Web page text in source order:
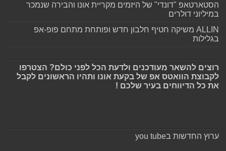
הסטארטאפ "דונדי" של היזמים מקריית אונו והבירה שנמכר
במיליוני דולרים
ALLIN משיקה חטיף חלבון חדש ופותחת מתחם פופ-אפ
בגלילות
רוצים להשאר מעודכנים ולדעת הכל לפני כולם? הצטרפו
לקבוצת הוואטס אפ של בקעת אונו ותהיו הראשונים לקבל
את כל הדיווחים בעיר שלכם !
ערוץ החדשות בyou tube